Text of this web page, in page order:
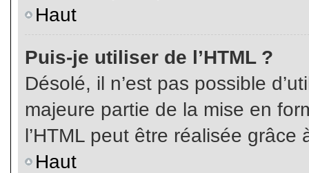
Haut
Puis-je utiliser de l’HTML ?
Désolé, il n’est pas possible
majeure partie de la mise en
l’HTML peut être réalisée grâce
Haut